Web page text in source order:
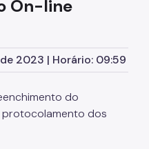
Construir - TDC
On-line
2023 | Horário: 09:59
do
protocolamento dos